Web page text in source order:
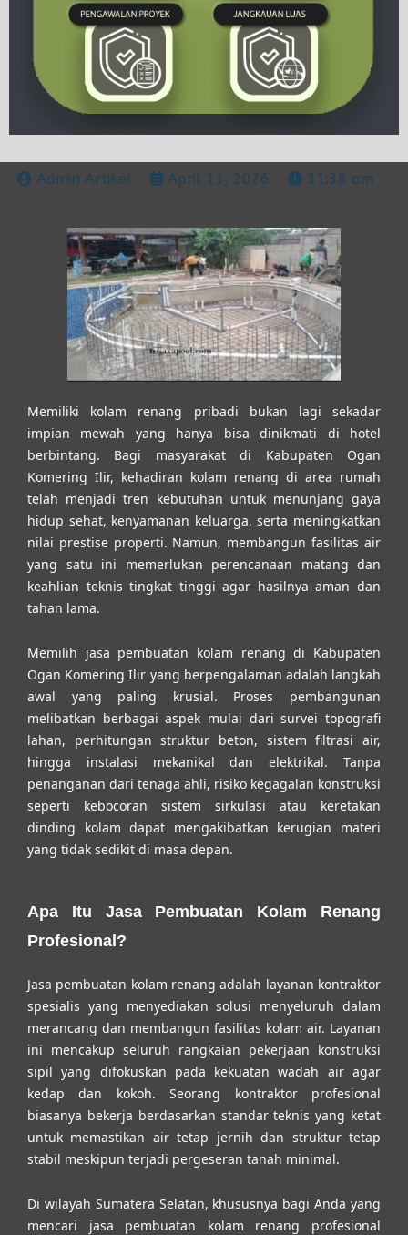
Admin Artikel April 11, 2026 11:38 am
Memiliki kolam renang pribadi bukan lagi sekadar
impian mewah yang hanya bisa dinikmati di hotel
berbintang. Bagi masyarakat di Kabupaten Ogan
Komering Ilir, kehadiran kolam renang di area rumah
telah menjadi tren kebutuhan untuk menunjang gaya
hidup sehat, kenyamanan keluarga, serta meningkatkan
nilai prestise properti. Namun, membangun fasilitas air
yang satu ini memerlukan perencanaan matang dan
keahlian teknis tingkat tinggi agar hasilnya aman dan
tahan lama.
Memilih jasa pembuatan kolam renang di Kabupaten
Ogan Komering Ilir yang berpengalaman adalah langkah
awal yang paling krusial. Proses pembangunan
melibatkan berbagai aspek mulai dari survei topografi
lahan, perhitungan struktur beton, sistem filtrasi air,
hingga instalasi mekanikal dan elektrikal. Tanpa
penanganan dari tenaga ahli, risiko kegagalan konstruksi
seperti kebocoran sistem sirkulasi atau keretakan
dinding kolam dapat mengakibatkan kerugian materi
yang tidak sedikit di masa depan.
Apa Itu Jasa Pembuatan Kolam Renang
Profesional?
Jasa pembuatan kolam renang adalah layanan kontraktor
spesialis yang menyediakan solusi menyeluruh dalam
merancang dan membangun fasilitas kolam air. Layanan
ini mencakup seluruh rangkaian pekerjaan konstruksi
sipil yang difokuskan pada kekuatan wadah air agar
kedap dan kokoh. Seorang kontraktor profesional
biasanya bekerja berdasarkan standar teknis yang ketat
untuk memastikan air tetap jernih dan struktur tetap
stabil meskipun terjadi pergeseran tanah minimal.
Di wilayah Sumatera Selatan, khususnya bagi Anda yang
mencari jasa pembuatan kolam renang profesional